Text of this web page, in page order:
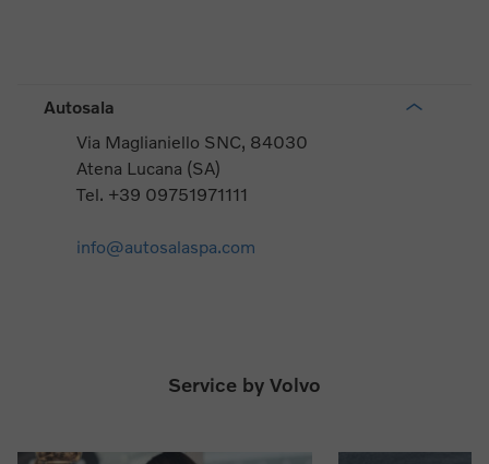
Autosala
Via Maglianiello SNC, 84030
Atena Lucana (SA)
Tel. +39 09751971111
info@autosalaspa.com
Service by Volvo